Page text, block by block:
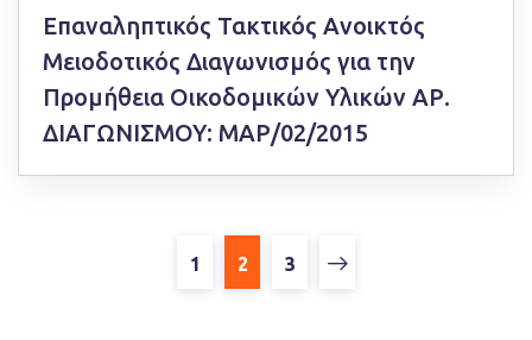
Επαναληπτικός Τακτικός Ανοικτός
Μειοδοτικός Διαγωνισμός για την
Προμήθεια Οικοδομικών Υλικών ΑΡ.
ΔΙΑΓΩΝΙΣΜΟΥ: ΜΑΡ/02/2015
1 2 3